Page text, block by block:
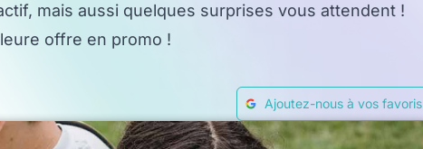
mais aussi quelques surprises vous attendent !
offre en promo !
Ajoutez-nous à vos favoris